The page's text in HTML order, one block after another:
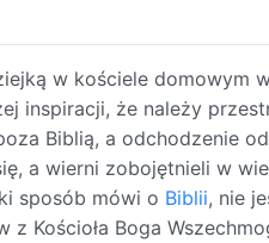
w kościele domowym
inspiracji, że należy
Biblią, a odchodzenie
a wierni zobojętnieli w
sposób mówi o Biblii, nie
z Kościoła Boga